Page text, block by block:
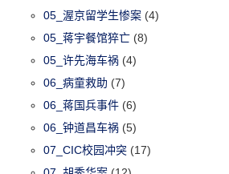
05_渥京留学生惨案 (4)
05_蒋宇餐馆猝亡 (8)
05_许先海车祸 (4)
06_病童救助 (7)
06_蒋国兵事件 (6)
06_钟道昌车祸 (5)
07_CIC校园冲突 (17)